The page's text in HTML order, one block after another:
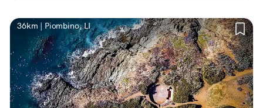
36km | Piombino, LI